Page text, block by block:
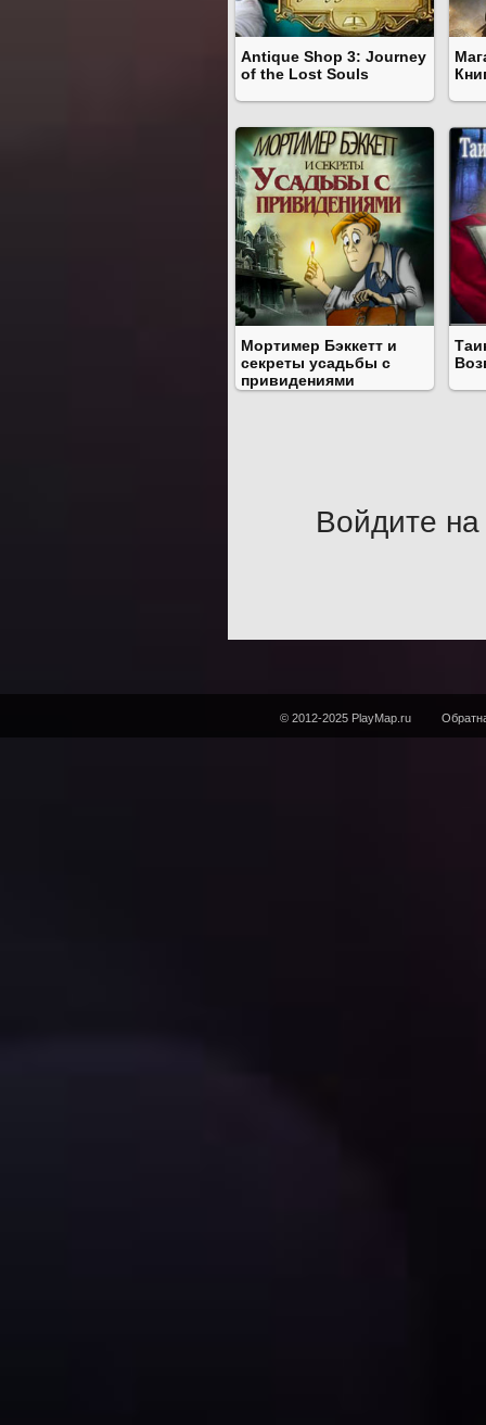
Antique Shop 3: Journey
of the Lost Souls
Мортимер Бэккетт и
секреты усадьбы с
привидениями
Войдите на
© 2012-2025 PlayMap.ru